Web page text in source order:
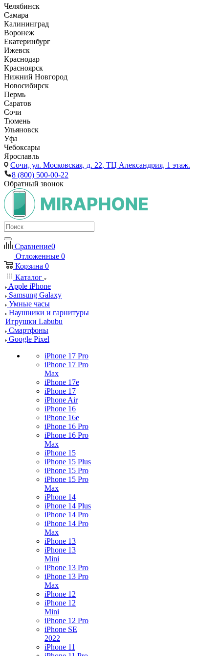
Челябинск
Самара
Калининград
Воронеж
Екатеринбург
Ижевск
Краснодар
Красноярск
Нижний Новгород
Новосибирск
Пермь
Саратов
Сочи
Тюмень
Ульяновск
Уфа
Чебоксары
Ярославль
Сочи, ул. Московская, д. 22, ТЦ Александрия, 1 этаж.
8 (800) 500-00-22
Обратный звонок
Сравнение0
Отложенные 0
Корзина 0
Каталог
Apple iPhone
Samsung Galaxy
Умные часы
Наушники и гарнитуры
Игрушки Labubu
Смартфоны
Google Pixel
iPhone 17 Pro
iPhone 17 Pro
Max
iPhone 17e
iPhone 17
iPhone Air
iPhone 16
iPhone 16e
iPhone 16 Pro
iPhone 16 Pro
Max
iPhone 15
iPhone 15 Plus
iPhone 15 Pro
iPhone 15 Pro
Max
iPhone 14
iPhone 14 Plus
iPhone 14 Pro
iPhone 14 Pro
Max
iPhone 13
iPhone 13
Mini
iPhone 13 Pro
iPhone 13 Pro
Max
iPhone 12
iPhone 12
Mini
iPhone 12 Pro
iPhone SE
2022
iPhone 11